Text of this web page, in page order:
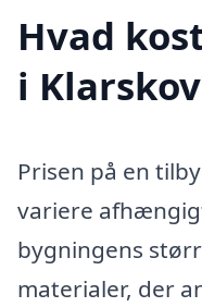
Hvad
i
Prisen på en
variere
bygningens
materialer, der